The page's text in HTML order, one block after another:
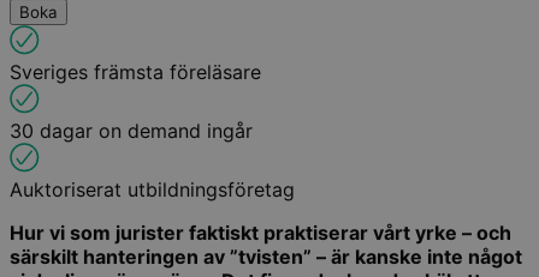
Boka
Sveriges främsta föreläsare
30 dagar on demand ingår
Auktoriserat utbildningsföretag
Hur vi som jurister faktiskt praktiserar vårt yrke – och
särskilt hanteringen av ”tvisten” – är kanske inte något